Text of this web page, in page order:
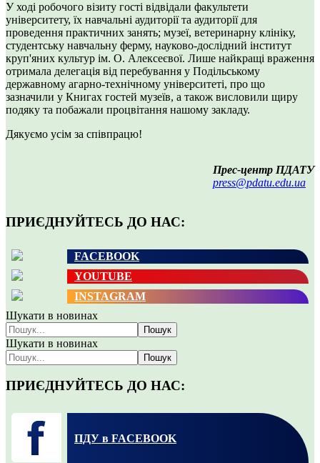
У ході робочого візиту гості відвідали факультети
університету, їх навчальні аудиторії та аудиторії для
проведення практичних занять; музеї, ветеринарну клініку,
студентську навчальну ферму, науково-дослідний інститут
круп'яних культур ім. О. Алексеєвої. Лише найкращі враження
отримала делегація від перебування у Подільському
державному агарно-технічному університеті, про що
зазначили у Книгах гостей музеїв, а також висловили щиру
подяку та побажали процвітання нашому закладу.
Дякуємо усім за співпрацю!
Прес-центр ПДАТУ
press@pdatu.edu.ua
ПРИЄДНУЙТЕСЬ ДО НАС:
FACEBOOK
YOUTUBE
INSTAGRAM
Шукати в новинах
Пошук
Шукати в новинах
Пошук
ПРИЄДНУЙТЕСЬ ДО НАС:
ПДУ в FACEBOOK